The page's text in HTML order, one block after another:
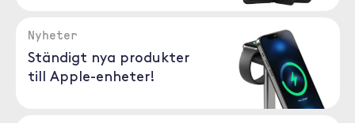
Nyheter
Ständigt nya produkter
till Apple-enheter!